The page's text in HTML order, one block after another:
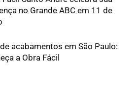
no Grande ABC em 11 de
acabamentos em São Paulo:
a Obra Fácil